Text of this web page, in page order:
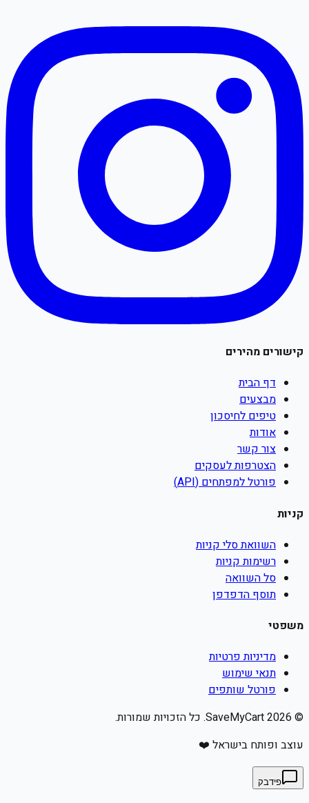
קישורים מהירים
דף הבית
מבצעים
טיפים לחיסכון
אודות
צור קשר
הצטרפות לעסקים
פורטל למפתחים (API)
קניות
השוואת סלי קניות
רשימות קניות
סל השוואה
תוסף הדפדפן
משפטי
מדיניות פרטיות
תנאי שימוש
פורטל שותפים
©
2026
עוצב ופותח בישראל ❤️
פידבק